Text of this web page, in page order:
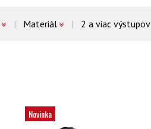
Materiál 2 a viac výstupov
Novinka